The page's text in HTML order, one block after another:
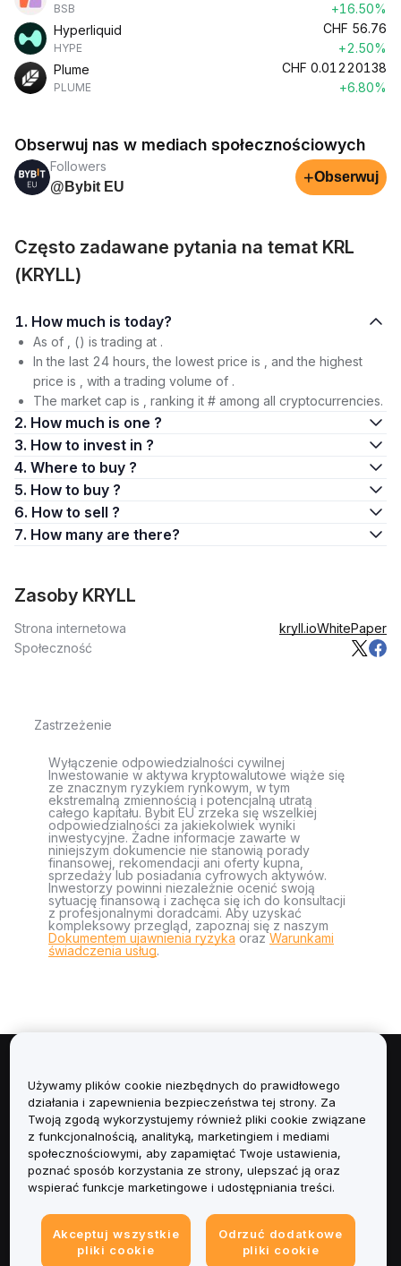
BSB
+16.50%
Hyperliquid
HYPE
CHF 56.76
+2.50%
Plume
PLUME
CHF 0.01220138
+6.80%
Obserwuj nas w mediach społecznościowych
Followers
@Bybit EU
+Obserwuj
Często zadawane pytania na temat KRL
(KRYLL)
1. How much is today?
As of , () is trading at .
In the last 24 hours, the lowest price is , and the highest
price is , with a trading volume of .
The market cap is , ranking it # among all cryptocurrencies.
2. How much is one ?
3. How to invest in ?
4. Where to buy ?
5. How to buy ?
6. How to sell ?
7. How many are there?
Zasoby KRYLL
Strona internetowa kryll.ioWhitePaper
Społeczność
Zastrzeżenie
Wyłączenie odpowiedzialności cywilnej
Inwestowanie w aktywa kryptowalutowe wiąże się
ze znacznym ryzykiem rynkowym, w tym
ekstremalną zmiennością i potencjalną utratą
całego kapitału. Bybit EU zrzeka się wszelkiej
odpowiedzialności za jakiekolwiek wyniki
inwestycyjne. Żadne informacje zawarte w
niniejszym dokumencie nie stanowią porady
finansowej, rekomendacji ani oferty kupna,
sprzedaży lub posiadania cyfrowych aktywów.
Inwestorzy powinni niezależnie ocenić swoją
sytuację finansową i zachęca się ich do konsultacji
z profesjonalnymi doradcami. Aby uzyskać
kompleksowy przegląd, zapoznaj się z naszym
Dokumentem ujawnienia ryzyka orazWarunkami
świadczenia usług.
Informacje
Usługi
Obsługa Klienta
Informacje prawne
Używamy plików cookie niezbędnych do prawidłowego
działania i zapewnienia bezpieczeństwa tej strony. Za
Twoją zgodą wykorzystujemy również pliki cookie związane
z funkcjonalnością, analityką, marketingiem i mediami
społecznościowymi, aby zapamiętać Twoje ustawienia,
poznać sposób korzystania ze strony, ulepszać ją oraz
wspierać funkcje marketingowe i udostępniania treści.
Akceptuj wszystkie
pliki cookie
Odrzuć dodatkowe
pliki cookie